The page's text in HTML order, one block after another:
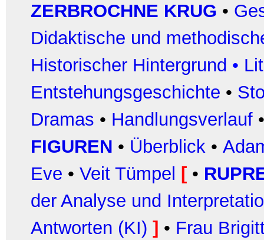
ZERBROCHNE KRUG •
Didaktische und
Historischer Hintergrund •
Entstehungsgeschichte •
Dramas • Handlungsverlauf
FIGUREN • Überblick •
Eve • Veit Tümpel [ •
der Analyse und
Antworten (KI) ] • Frau